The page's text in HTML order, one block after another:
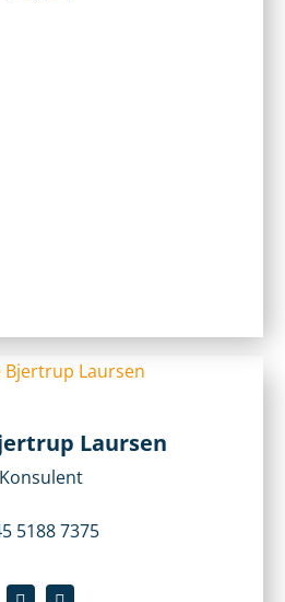
Laursen
Konsulent
5188 7375